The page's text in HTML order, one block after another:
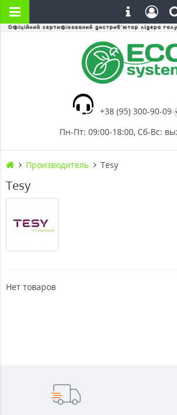
+38 (95) 300-90-09
Пн-Пт: 09:00-18:00, Сб-Вс:
Производитель Tesy
Tesy
Нет товаров